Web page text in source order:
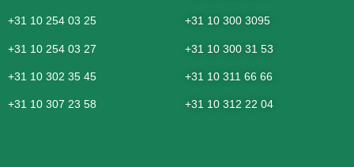
+31 10 254 03 25
+31 10 254 03 27
+31 10 302 35 45
+31 10 307 23 58
+31 10 300 3095
+31 10 300 31 53
+31 10 311 66 66
+31 10 312 22 04